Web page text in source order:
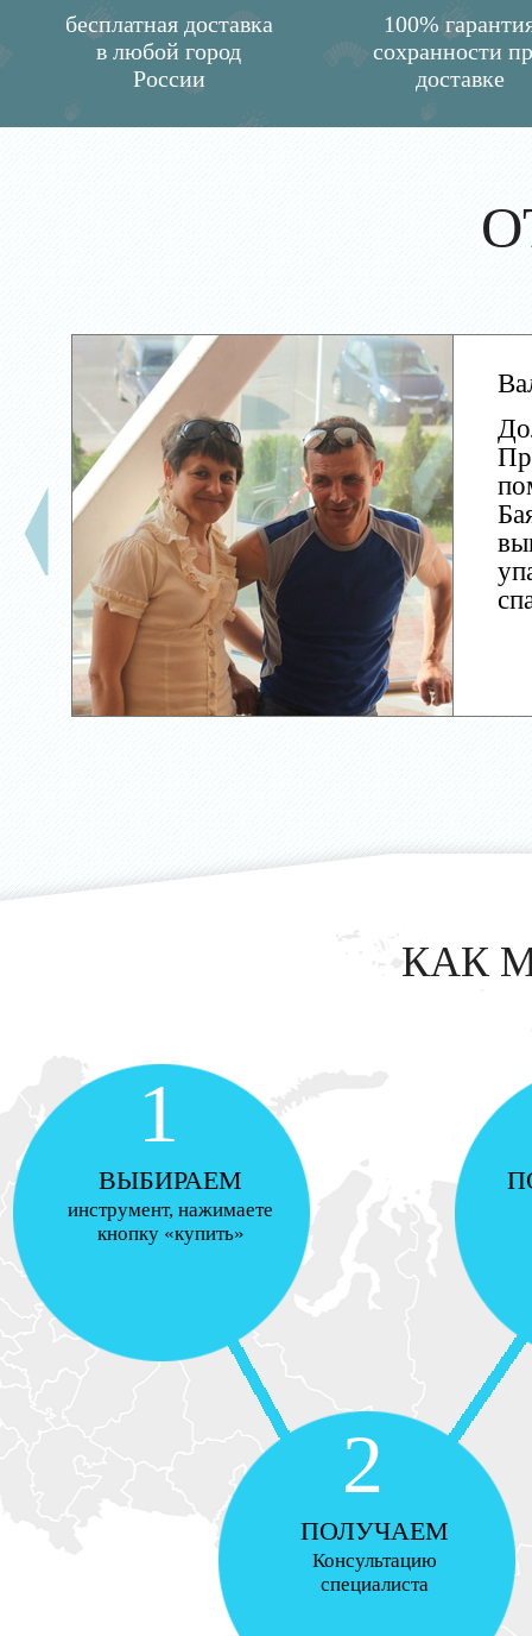
бесплатная доставка
в любой город
России
100%
сохранности
доставке
КАК
1
ВЫБИРАЕМ
инструмент, нажимаете
кнопку «купить»
2
ПОЛУЧАЕМ
Консультацию
специалиста